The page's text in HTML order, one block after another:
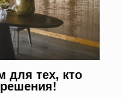
для тех, кто